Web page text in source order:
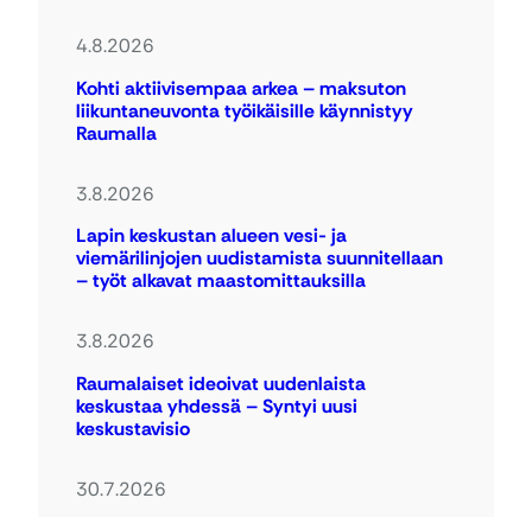
4.8.2026
Kohti aktiivisempaa arkea – maksuton
liikuntaneuvonta työikäisille käynnistyy
Raumalla
3.8.2026
Lapin keskustan alueen vesi- ja
viemärilinjojen uudistamista suunnitellaan
– työt alkavat maastomittauksilla
3.8.2026
Raumalaiset ideoivat uudenlaista
keskustaa yhdessä – Syntyi uusi
keskustavisio
30.7.2026